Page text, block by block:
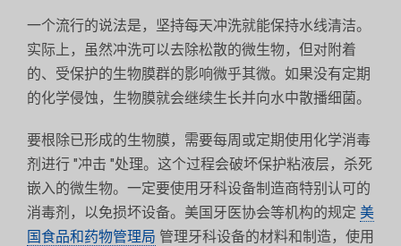
一个流行的说法是，坚持每天冲洗就能保持水线清洁。
实际上，虽然冲洗可以去除松散的微生物，但对附着
的、受保护的生物膜群的影响微乎其微。如果没有定期
的化学侵蚀，生物膜就会继续生长并向水中散播细菌。
要根除已形成的生物膜，需要每周或定期使用化学消毒
剂进行 "冲击 "处理。这个过程会破坏保护粘液层，杀死
嵌入的微生物。一定要使用牙科设备制造商特别认可的
消毒剂，以免损坏设备。美国牙医协会等机构的规定 美
国食品和药物管理局 管理牙科设备的材料和制造，使用